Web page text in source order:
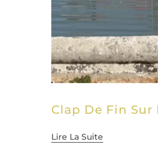
Clap De Fin Sur
Lire La Suite